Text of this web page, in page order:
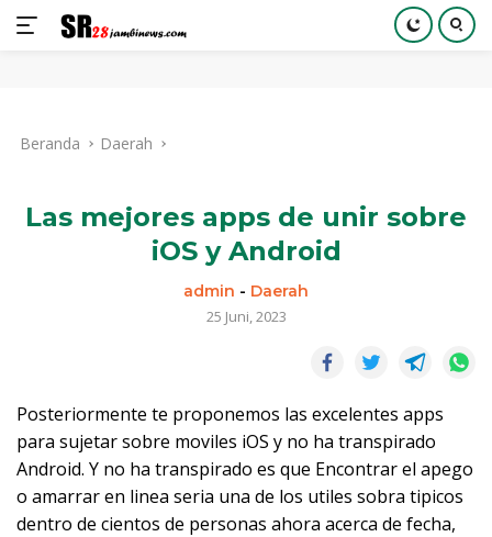
kontenBeranda Daerah
Las mejores apps de unir sobre
iOS y Android
admin - Daerah
25 Juni, 2023
Posteriormente te proponemos las excelentes apps
para sujetar sobre moviles iOS y no ha transpirado
Android. Y no ha transpirado es que Encontrar el apego
o amarrar en li­nea seri­a una de los utiles sobra ti­picos
dentro de cientos de personas ahora acerca de fecha,